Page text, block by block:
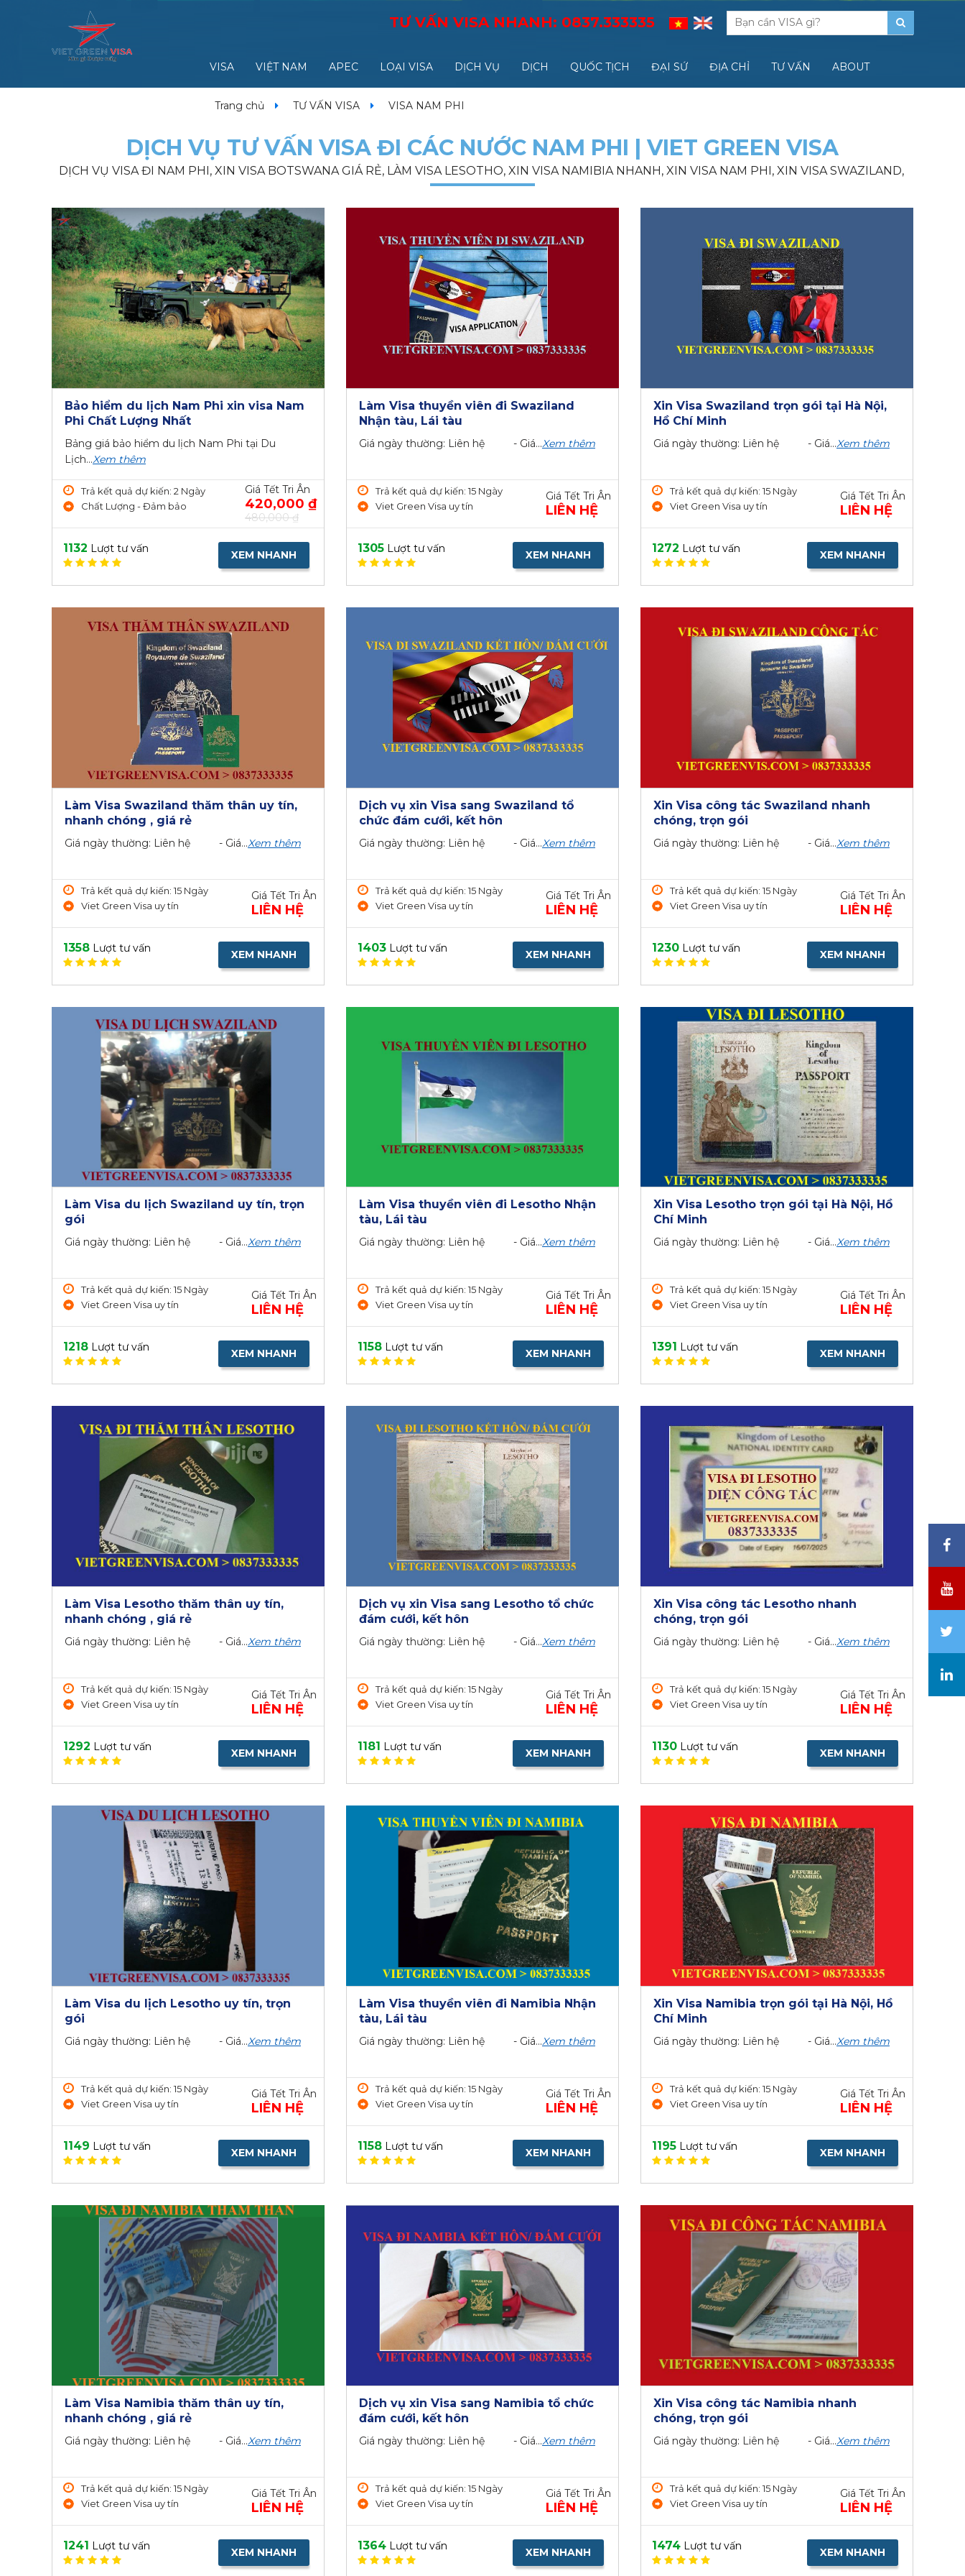
TƯ VẤN VISA NHANH: 0837.333335
VISA VIỆT NAM APEC LOẠI VISA DỊCH VỤ DỊCH QUỐC TỊCH ĐẠI SỨ ĐỊA CHỈ TƯ VẤN ABOUT
Trang chủ TƯ VẤN VISA VISA NAM PHI
DỊCH VỤ TƯ VẤN VISA ĐI CÁC NƯỚC NAM PHI | VIET GREEN VISA
DỊCH VỤ VISA ĐI NAM PHI, XIN VISA BOTSWANA GIÁ RẺ, LÀM VISA LESOTHO, XIN VISA NAMIBIA NHANH, XIN VISA NAM PHI, XIN VISA SWAZILAND,
Bảo hiểm du lịch Nam Phi xin visa Nam
Phi Chất Lượng Nhất
Bảng giá bảo hiểm du lịch Nam Phi tại Du
Lịch...Xem thêm
Trả kết quả dự kiến: 2 Ngày
Chất Lượng - Đảm bảo
Giá Tết Tri Ân
420,000 ₫
480,000 ₫
1132 Lượt tư vấn XEM NHANH
Làm Visa thuyền viên đi Swaziland
Nhận tàu, Lái tàu
Giá ngày thường: Liên hệ - Giá...Xem thêm
Trả kết quả dự kiến: 15 Ngày
Viet Green Visa uy tín
Giá Tết Tri Ân
LIÊN HỆ
1305Lượt tư vấn XEM NHANH
Xin Visa Swaziland trọn gói tại Hà Nội,
Hồ Chí Minh
Giá ngày thường: Liên hệ - Giá...Xem thêm
Trả kết quả dự kiến: 15 Ngày
Viet Green Visa uy tín
Giá Tết Tri Ân
LIÊN HỆ
1272 Lượt tư vấn XEM NHANH
Làm Visa Swaziland thăm thân uy tín,
nhanh chóng , giá rẻ
Giá ngày thường: Liên hệ - Giá...Xem thêm
Trả kết quả dự kiến: 15 Ngày
Viet Green Visa uy tín
Giá Tết Tri Ân
LIÊN HỆ
1358 Lượt tư vấn XEM NHANH
Dịch vụ xin Visa sang Swaziland tổ
chức đám cưới, kết hôn
Giá ngày thường: Liên hệ - Giá...Xem thêm
Trả kết quả dự kiến: 15 Ngày
Viet Green Visa uy tín
Giá Tết Tri Ân
LIÊN HỆ
1403Lượt tư vấn XEM NHANH
Xin Visa công tác Swaziland nhanh
chóng, trọn gói
Giá ngày thường: Liên hệ - Giá...Xem thêm
Trả kết quả dự kiến: 15 Ngày
Viet Green Visa uy tín
Giá Tết Tri Ân
LIÊN HỆ
1230Lượt tư vấn XEM NHANH
Làm Visa du lịch Swaziland uy tín, trọn
gói
Giá ngày thường: Liên hệ - Giá...Xem thêm
Trả kết quả dự kiến: 15 Ngày
Viet Green Visa uy tín
Giá Tết Tri Ân
LIÊN HỆ
1218 Lượt tư vấn XEM NHANH
Làm Visa thuyền viên đi Lesotho Nhận
tàu, Lái tàu
Giá ngày thường: Liên hệ - Giá...Xem thêm
Trả kết quả dự kiến: 15 Ngày
Viet Green Visa uy tín
Giá Tết Tri Ân
LIÊN HỆ
1158Lượt tư vấn XEM NHANH
Xin Visa Lesotho trọn gói tại Hà Nội, Hồ
Chí Minh
Giá ngày thường: Liên hệ - Giá...Xem thêm
Trả kết quả dự kiến: 15 Ngày
Viet Green Visa uy tín
Giá Tết Tri Ân
LIÊN HỆ
1391 Lượt tư vấn XEM NHANH
Làm Visa Lesotho thăm thân uy tín,
nhanh chóng , giá rẻ
Giá ngày thường: Liên hệ - Giá...Xem thêm
Trả kết quả dự kiến: 15 Ngày
Viet Green Visa uy tín
Giá Tết Tri Ân
LIÊN HỆ
1292 Lượt tư vấn XEM NHANH
Dịch vụ xin Visa sang Lesotho tổ chức
đám cưới, kết hôn
Giá ngày thường: Liên hệ - Giá...Xem thêm
Trả kết quả dự kiến: 15 Ngày
Viet Green Visa uy tín
Giá Tết Tri Ân
LIÊN HỆ
1181 Lượt tư vấn XEM NHANH
Xin Visa công tác Lesotho nhanh
chóng, trọn gói
Giá ngày thường: Liên hệ - Giá...Xem thêm
Trả kết quả dự kiến: 15 Ngày
Viet Green Visa uy tín
Giá Tết Tri Ân
LIÊN HỆ
1130Lượt tư vấn XEM NHANH
Làm Visa du lịch Lesotho uy tín, trọn
gói
Giá ngày thường: Liên hệ - Giá...Xem thêm
Trả kết quả dự kiến: 15 Ngày
Viet Green Visa uy tín
Giá Tết Tri Ân
LIÊN HỆ
1149 Lượt tư vấn XEM NHANH
Làm Visa thuyền viên đi Namibia Nhận
tàu, Lái tàu
Giá ngày thường: Liên hệ - Giá...Xem thêm
Trả kết quả dự kiến: 15 Ngày
Viet Green Visa uy tín
Giá Tết Tri Ân
LIÊN HỆ
1158Lượt tư vấn XEM NHANH
Xin Visa Namibia trọn gói tại Hà Nội, Hồ
Chí Minh
Giá ngày thường: Liên hệ - Giá...Xem thêm
Trả kết quả dự kiến: 15 Ngày
Viet Green Visa uy tín
Giá Tết Tri Ân
LIÊN HỆ
1195Lượt tư vấn XEM NHANH
Làm Visa Namibia thăm thân uy tín,
nhanh chóng , giá rẻ
Giá ngày thường: Liên hệ - Giá...Xem thêm
Trả kết quả dự kiến: 15 Ngày
Viet Green Visa uy tín
Giá Tết Tri Ân
LIÊN HỆ
1241 Lượt tư vấn XEM NHANH
Dịch vụ xin Visa sang Namibia tổ chức
đám cưới, kết hôn
Giá ngày thường: Liên hệ - Giá...Xem thêm
Trả kết quả dự kiến: 15 Ngày
Viet Green Visa uy tín
Giá Tết Tri Ân
LIÊN HỆ
1364Lượt tư vấn XEM NHANH
Xin Visa công tác Namibia nhanh
chóng, trọn gói
Giá ngày thường: Liên hệ - Giá...Xem thêm
Trả kết quả dự kiến: 15 Ngày
Viet Green Visa uy tín
Giá Tết Tri Ân
LIÊN HỆ
1474Lượt tư vấn XEM NHANH